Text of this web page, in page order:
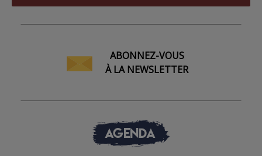
ABONNEZ-VOUS
À LA NEWSLETTER
AGENDA